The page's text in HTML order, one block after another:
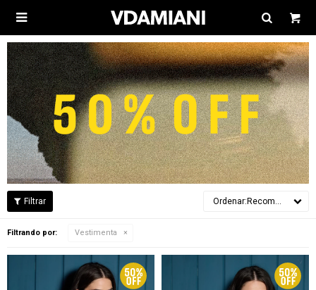

Recomendados
Filtrando por: Vestimenta